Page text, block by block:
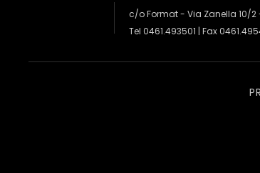
c/o Format - Via Zanella 10/2
Tel 0461.493501 | Fax